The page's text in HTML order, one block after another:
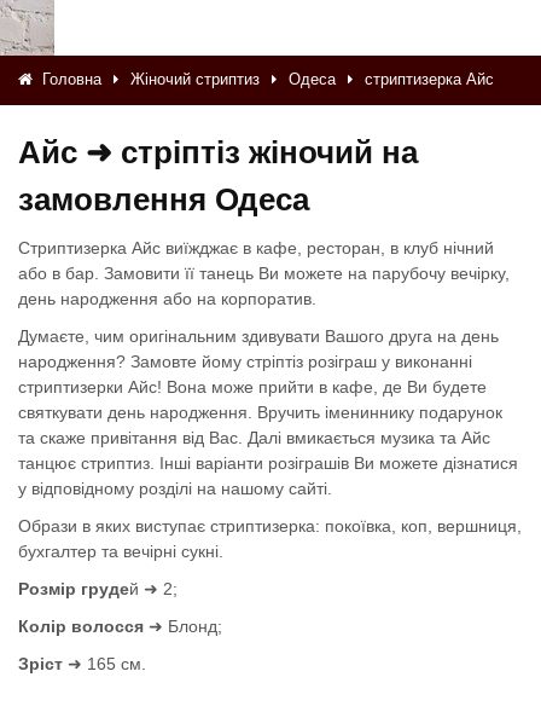
Головна Жіночий стриптиз Одеса стриптизерка Айс
Айс ➜ стріптіз жіночий на
замовлення Одеса
Стриптизерка Айс виїжджає в кафе, ресторан, в клуб нічний
або в бар. Замовити її танець Ви можете на парубочу вечірку,
день народження або на корпоратив.
Думаєте, чим оригінальним здивувати Вашого друга на день
народження? Замовте йому стріптіз розіграш у виконанні
стриптизерки Айс! Вона може прийти в кафе, де Ви будете
святкувати день народження. Вручить імениннику подарунок
та скаже привітання від Вас. Далі вмикається музика та Айс
танцює стриптиз. Інші варіанти розіграшів Ви можете дізнатися
у відповідному розділі на нашому сайті.
Образи в яких виступає стриптизерка: покоївка, коп, вершниця,
бухгалтер та вечірні сукні.
Розмір грудей ➜ 2;
Колір волосся ➜ Блонд;
Зріст ➜ 165 см.